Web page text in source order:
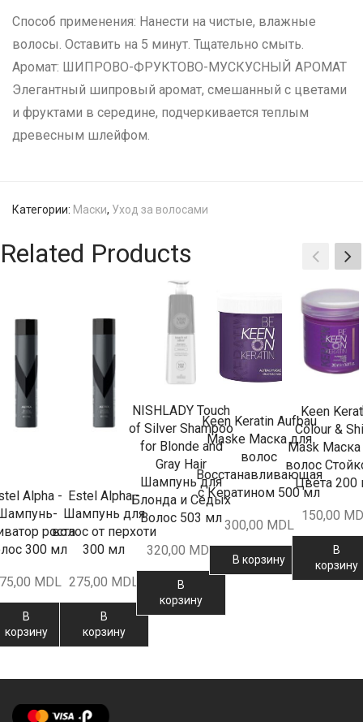
Способ применения: Нанести на чистые, влажные
волосы. Оставить на 5 минут. Тщательно смыть.
Аромат: ШИПРОВО-ФРУКТОВО-МУСКУСНЫЙ АРОМАТ
Элегантный шипровый аромат, смешанный c цветами
и фруктами в середине, подчеркивается теплым
древесным шлейфом.
Категории: Маски, Уход за волосами
Related Products
Alpha -
роста
300 мл
MDL
В
корзину
Estel Alpha -
Шампунь для
волос от перхоти
300 мл
275,00 MDL
В
корзину
NISHLADY Touch
of Silver Shampoo
for Blonde and
Gray Hair
Шампунь для
Блонда и Седых
Волос 503 мл
320,00 MDL
В
корзину
Keen Keratin Aufbau
Maske Маска для
волос
Восстанавливающая
с Кератином 500 мл
300,00 MDL
В корзину
Keen
Colour &
Mask
волос
Цвета 200
150,00
В
корзину